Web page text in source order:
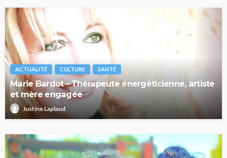
ACTUALITÉ CULTURE SANTÉ
Marie Bardot – Thérapeute énergéticienne, artiste
et mère engagée
Justine Laplaud